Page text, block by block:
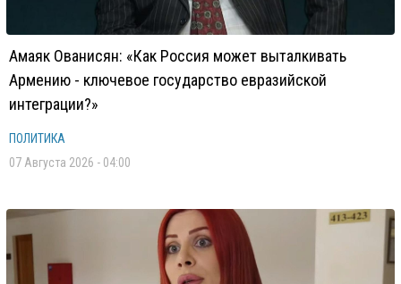
Амаяк Ованисян: «Как Россия может выталкивать
Армению - ключевое государство евразийской
интеграции?»
ПОЛИТИКА
07 Августа 2026 - 04:00